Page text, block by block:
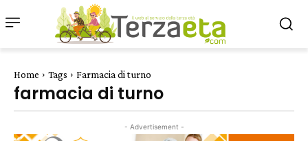
Home Tags Farmacia di turno
farmacia di turno
- Advertisement -